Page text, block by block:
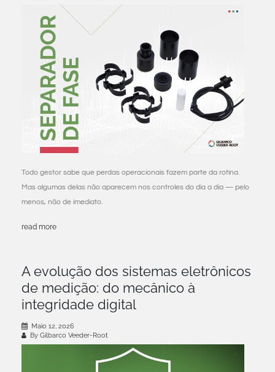
Todo gestor sabe que perdas operacionais fazem parte da rotina.
Mas algumas delas não aparecem nos controles do dia a dia — pelo
menos, não de imediato.
read more
A evolução dos sistemas eletrônicos
de medição: do mecânico à
integridade digital
Maio 12, 2026
By Gilbarco Veeder-Root